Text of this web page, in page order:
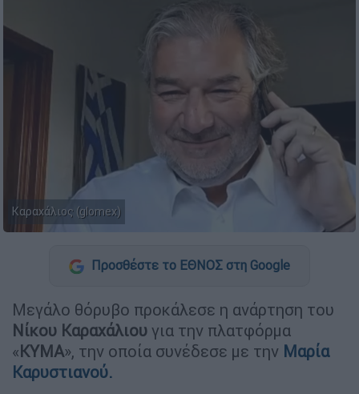
Καραχάλιος (glomex)
Προσθέστε το ΕΘΝΟΣ στη Google
Μεγάλο θόρυβο προκάλεσε η ανάρτηση του
Νίκου Καραχάλιου για την πλατφόρμα
«ΚΥΜΑ», την οποία συνέδεσε με την Μαρία
Καρυστιανού.